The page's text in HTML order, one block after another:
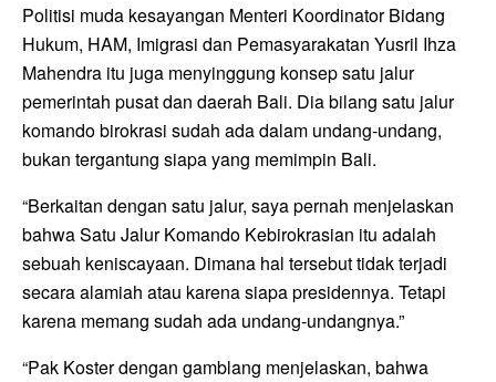
Politisi muda kesayangan Menteri Koordinator Bidang
Hukum, HAM, Imigrasi dan Pemasyarakatan Yusril Ihza
Mahendra itu juga menyinggung konsep satu jalur
pemerintah pusat dan daerah Bali. Dia bilang satu jalur
komando birokrasi sudah ada dalam undang-undang,
bukan tergantung siapa yang memimpin Bali.
“Berkaitan dengan satu jalur, saya pernah menjelaskan
bahwa Satu Jalur Komando Kebirokrasian itu adalah
sebuah keniscayaan. Dimana hal tersebut tidak terjadi
secara alamiah atau karena siapa presidennya. Tetapi
karena memang sudah ada undang-undangnya.”
“Pak Koster dengan gamblang menjelaskan, bahwa